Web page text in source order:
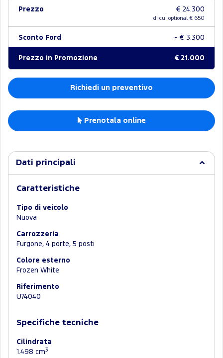
Prezzo € 24.300
di cui optional € 650
Sconto Ford - € 3.300
Prezzo in Promozione € 21.000
Richiedi un preventivo
Prenotala online
Dati principali
Caratteristiche
Tipo di veicolo
Nuova
Carrozzeria
Furgone, 4 porte, 5 posti
Colore esterno
Frozen White
Riferimento
U74040
Specifiche tecniche
Cilindrata
1.498 cm3